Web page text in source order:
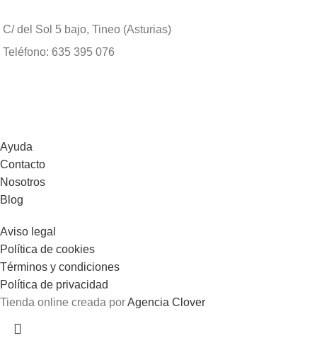
C/ del Sol 5 bajo, Tineo (Asturias)
Teléfono: 635 395 076
Ayuda
Contacto
Nosotros
Blog
Aviso legal
Política de cookies
Términos y condiciones
Política de privacidad
Tienda online creada porAgencia Clover